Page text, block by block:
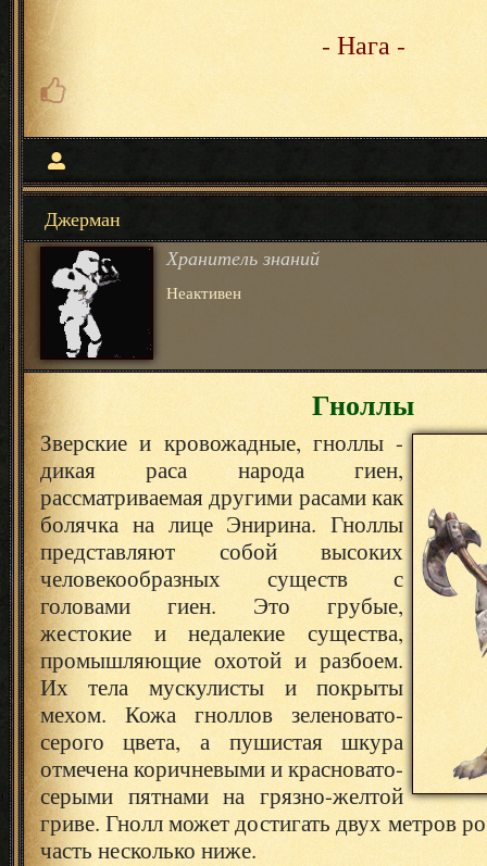
- Нага -
Джерман
Хранитель знаний
Неактивен
Гноллы
Зверские и кровожадные, гноллы -
дикая раса народа гиен,
рассматриваемая другими расами как
болячка на лице Энирина. Гноллы
представляют собой высоких
человекообразных существ с
головами гиен. Это грубые,
жестокие и недалекие существа,
промышляющие охотой и разбоем.
Их тела мускулисты и покрыты
мехом. Кожа гноллов зеленовато-
серого цвета, а пушистая шкура
отмечена коричневыми и красновато-
серыми пятнами на грязно-желтой
гриве. Гнолл может достигать двух метров
часть несколько ниже.